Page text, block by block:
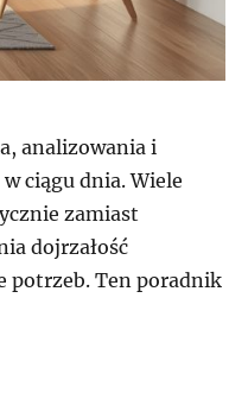
analizowania i
ciągu dnia. Wiele
zamiast
dojrzałość
potrzeb. Ten poradnik